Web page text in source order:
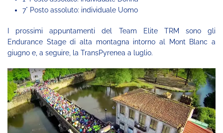
7° Posto assoluto: individuale Uomo
I prossimi appuntamenti del Team Elite TRM sono gli
Endurance Stage di alta montagna intorno al Mont Blanc a
giugno e, a seguire, la TransPyrenea a luglio.